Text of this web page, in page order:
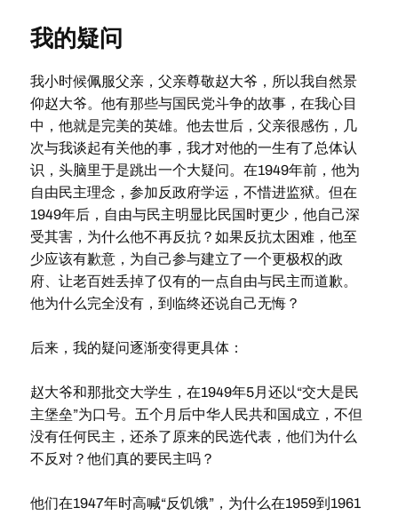
我的疑问
我小时候佩服父亲，父亲尊敬赵大爷，所以我自然景
仰赵大爷。他有那些与国民党斗争的故事，在我心目
中，他就是完美的英雄。他去世后，父亲很感伤，几
次与我谈起有关他的事，我才对他的一生有了总体认
识，头脑里于是跳出一个大疑问。在1949年前，他为
自由民主理念，参加反政府学运，不惜进监狱。但在
1949年后，自由与民主明显比民国时更少，他自己深
受其害，为什么他不再反抗？如果反抗太困难，他至
少应该有歉意，为自己参与建立了一个更极权的政
府、让老百姓丢掉了仅有的一点自由与民主而道歉。
他为什么完全没有，到临终还说自己无悔？
后来，我的疑问逐渐变得更具体：
赵大爷和那批交大学生，在1949年5月还以“交大是民
主堡垒”为口号。五个月后中华人民共和国成立，不但
没有任何民主，还杀了原来的民选代表，他们为什么
不反对？他们真的要民主吗？
他们在1947年时高喊“反饥饿”，为什么在1959到1961